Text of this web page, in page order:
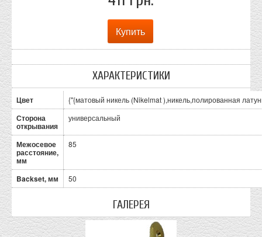
ХАРАКТЕРИСТИКИ
Цвет {"{матовый никель (Nikelmat ),никель,полированная
Сторона
открывания
универсальный
Межосевое
расстояние,
мм
85
Backset, мм 50
ГАЛЕРЕЯ